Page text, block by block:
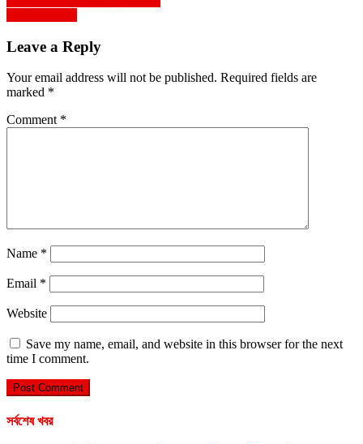
navigation
Leave a Reply
Your email address will not be published. Required fields are
marked *
Comment *
Name *
Email *
Website
Save my name, email, and website in this browser for the next
time I comment.
সর্বশেষ খবর